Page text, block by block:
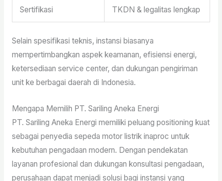
Sertifikasi TKDN & legalitas lengkap
Selain spesifikasi teknis, instansi biasanya
mempertimbangkan aspek keamanan, efisiensi energi,
ketersediaan service center, dan dukungan pengiriman
unit ke berbagai daerah di Indonesia.
Mengapa Memilih PT. Sariling Aneka Energi
PT. Sariling Aneka Energi memiliki peluang positioning kuat
sebagai penyedia sepeda motor listrik inaproc untuk
kebutuhan pengadaan modern. Dengan pendekatan
layanan profesional dan dukungan konsultasi pengadaan,
perusahaan dapat menjadi solusi bagi instansi yang